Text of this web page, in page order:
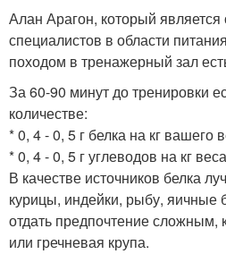
Алан Арагон, который
специалистов в области
походом в тренажерный зал
За 60-90 минут до тренировки
количестве:
* 0, 4 - 0, 5 г белка на кг вашего
* 0, 4 - 0, 5 г углеводов на кг
В качестве источников белка
курицы, индейки, рыбу, яичные
отдать предпочтение сложным,
или гречневая крупа.